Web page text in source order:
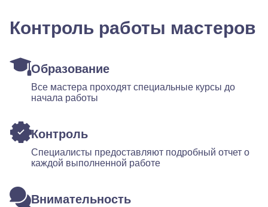
Контроль работы мастеров
Образование
Все мастера проходят специальные курсы до
начала работы
Контроль
Специалисты предоставляют подробный отчет о
каждой выполненной работе
Внимательность